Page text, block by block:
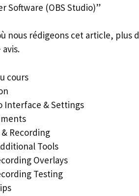
Software (OBS Studio)”
nous rédigeons cet article, plus
avis.
cours
Interface & Settings
Recording
Tools
Overlays
Testing